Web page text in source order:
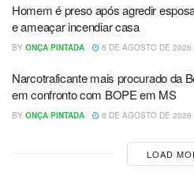
Homem é preso após agredir
e ameaçar incendiar casa
BY ONÇA PINTADA 8 DE AGOSTO DE 2026
Narcotraficante mais procurado da
em confronto com BOPE em MS
BY ONÇA PINTADA 8 DE AGOSTO DE 2026
LOAD